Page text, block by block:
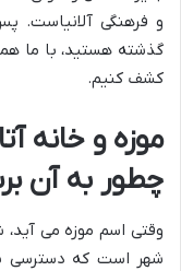
و فرهنگی آلانیاست.
گذشته هستید، با ما
کشف کنیم.
موزه و خانه
چطور به آن
وقتی اسم موزه می
شهر است که دسترسی